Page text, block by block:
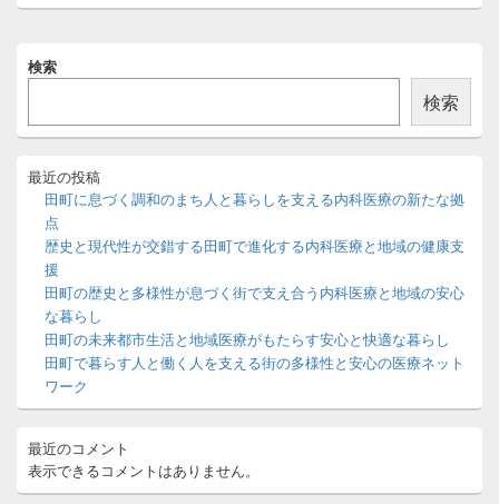
イ
イ
バ
検索
検索
最近の投稿
田町に息づく調和のまち人と暮らしを支える内科医療の新たな拠
点
歴史と現代性が交錯する田町で進化する内科医療と地域の健康支
援
田町の歴史と多様性が息づく街で支え合う内科医療と地域の安心
な暮らし
田町の未来都市生活と地域医療がもたらす安心と快適な暮らし
田町で暮らす人と働く人を支える街の多様性と安心の医療ネット
ワーク
最近のコメント
表示できるコメントはありません。